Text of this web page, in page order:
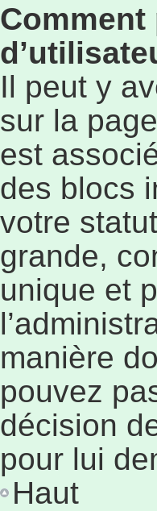
Il peut y
sur la
est
des blocs
votre
grande,
unique et
manière
pouvez
décision
pour lui
Haut